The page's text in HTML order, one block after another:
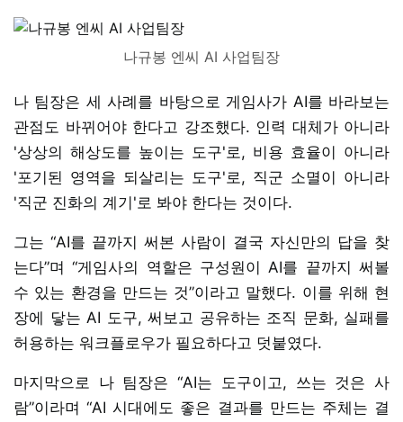
나규봉 엔씨 AI 사업팀장
나 팀장은 세 사례를 바탕으로 게임사가 AI를 바라보는
관점도 바뀌어야 한다고 강조했다. 인력 대체가 아니라
'상상의 해상도를 높이는 도구'로, 비용 효율이 아니라
'포기된 영역을 되살리는 도구'로, 직군 소멸이 아니라
'직군 진화의 계기'로 봐야 한다는 것이다.
그는 “AI를 끝까지 써본 사람이 결국 자신만의 답을 찾
는다”며 “게임사의 역할은 구성원이 AI를 끝까지 써볼
수 있는 환경을 만드는 것”이라고 말했다. 이를 위해 현
장에 닿는 AI 도구, 써보고 공유하는 조직 문화, 실패를
허용하는 워크플로우가 필요하다고 덧붙였다.
마지막으로 나 팀장은 “AI는 도구이고, 쓰는 것은 사
람”이라며 “AI 시대에도 좋은 결과를 만드는 주체는 결